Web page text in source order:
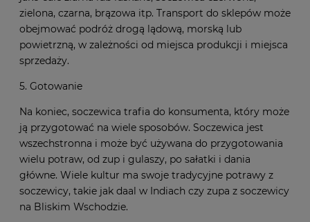
zielona, czarna, brązowa itp. Transport do sklepów może
obejmować podróż drogą lądową, morską lub
powietrzną, w zależności od miejsca produkcji i miejsca
sprzedaży.
5. Gotowanie
Na koniec, soczewica trafia do konsumenta, który może
ją przygotować na wiele sposobów. Soczewica jest
wszechstronna i może być używana do przygotowania
wielu potraw, od zup i gulaszy, po sałatki i dania
główne. Wiele kultur ma swoje tradycyjne potrawy z
soczewicy, takie jak daal w Indiach czy zupa z soczewicy
na Bliskim Wschodzie.